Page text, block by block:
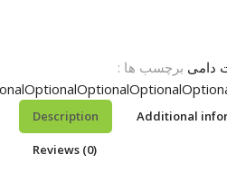
دامی برچسب ها :
Description Additional
Reviews (0)